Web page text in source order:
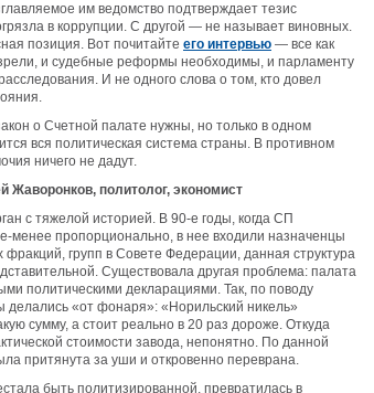
им ведомство подтверждает тезис
в коррупции. С другой — не называет виновных.
позиция. Вот почитайте его интервью — все как
и судебные реформы необходимы, и парламенту
И не одного слова о том, кто довел
о Счетной палате нужны, но только в одном
вся политическая система страны. В противном
ничего не дадут.
Жаворонков, политолог, экономист
с тяжелой историей. В 90-е годы, когда СП
менее пропорционально, в нее входили назначенцы
фракций, групп в Совете Федерации, данная структура
Существовала другая проблема: палата
политическими декларациями. Так, по поводу
делались «от фонаря»: «Норильский никель»
сумму, а стоит реально в 20 раз дороже. Откуда
стоимости завода, непонятно. По данной
притянута за уши и откровенно переврана.
быть политизированной, превратилась в